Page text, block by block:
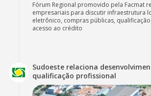
Fórum Regional promovido pela Facmat
empresariais para discutir infraestrutura
eletrônico, compras públicas,
acesso ao crédito
Sudoeste relaciona
qualificação profissional